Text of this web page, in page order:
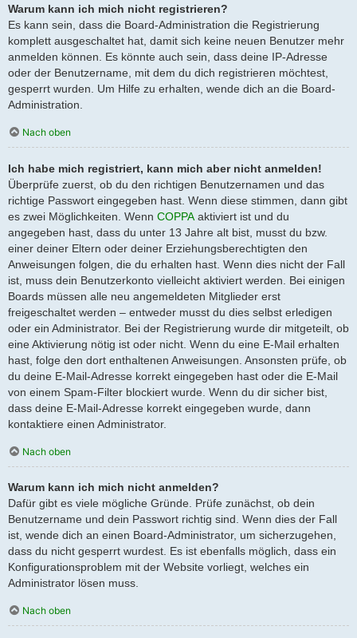
Warum kann ich mich nicht registrieren?
Es kann sein, dass die Board-Administration die Registrierung
komplett ausgeschaltet hat, damit sich keine neuen Benutzer mehr
anmelden können. Es könnte auch sein, dass deine IP-Adresse
oder der Benutzername, mit dem du dich registrieren möchtest,
gesperrt wurden. Um Hilfe zu erhalten, wende dich an die Board-
Administration.
Nach oben
Ich habe mich registriert, kann mich aber nicht anmelden!
Überprüfe zuerst, ob du den richtigen Benutzernamen und das
richtige Passwort eingegeben hast. Wenn diese stimmen, dann gibt
es zwei Möglichkeiten. Wenn COPPA aktiviert ist und du
angegeben hast, dass du unter 13 Jahre alt bist, musst du bzw.
einer deiner Eltern oder deiner Erziehungsberechtigten den
Anweisungen folgen, die du erhalten hast. Wenn dies nicht der Fall
ist, muss dein Benutzerkonto vielleicht aktiviert werden. Bei einigen
Boards müssen alle neu angemeldeten Mitglieder erst
freigeschaltet werden – entweder musst du dies selbst erledigen
oder ein Administrator. Bei der Registrierung wurde dir mitgeteilt, ob
eine Aktivierung nötig ist oder nicht. Wenn du eine E-Mail erhalten
hast, folge den dort enthaltenen Anweisungen. Ansonsten prüfe, ob
du deine E-Mail-Adresse korrekt eingegeben hast oder die E-Mail
von einem Spam-Filter blockiert wurde. Wenn du dir sicher bist,
dass deine E-Mail-Adresse korrekt eingegeben wurde, dann
kontaktiere einen Administrator.
Nach oben
Warum kann ich mich nicht anmelden?
Dafür gibt es viele mögliche Gründe. Prüfe zunächst, ob dein
Benutzername und dein Passwort richtig sind. Wenn dies der Fall
ist, wende dich an einen Board-Administrator, um sicherzugehen,
dass du nicht gesperrt wurdest. Es ist ebenfalls möglich, dass ein
Konfigurationsproblem mit der Website vorliegt, welches ein
Administrator lösen muss.
Nach oben